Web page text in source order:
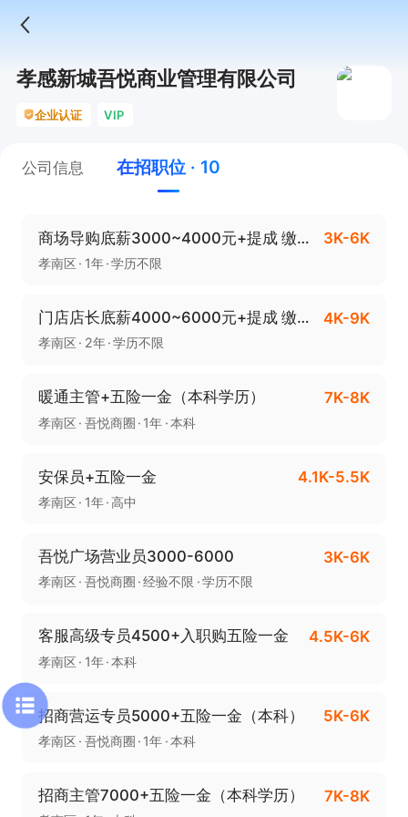
孝感新城吾悦商业管理有限公司
企业认证 VIP
公司信息 在招职位 · 10
商场导购底薪3000~4000元+提成 缴纳五险 3K-6K
孝南区 1年 学历不限
门店店长底薪4000~6000元+提成 缴纳五险 4K-9K
孝南区 2年 学历不限
暖通主管+五险一金（本科学历） 7K-8K
孝南区 吾悦商圈 1年 本科
安保员+五险一金 4.1K-5.5K
孝南区 1年 高中
吾悦广场营业员3000-6000 3K-6K
孝南区 吾悦商圈 经验不限 学历不限
客服高级专员4500+入职购五险一金 4.5K-6K
孝南区 1年 本科
招商营运专员5000+五险一金（本科） 5K-6K
孝南区 吾悦商圈 1年 本科
招商主管7000+五险一金（本科学历） 7K-8K